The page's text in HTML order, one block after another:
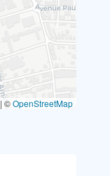
| ©OpenStreetMap